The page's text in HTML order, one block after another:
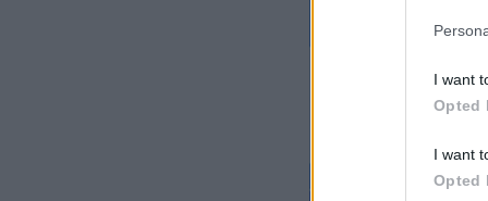
I want
Opted
I want
Opted